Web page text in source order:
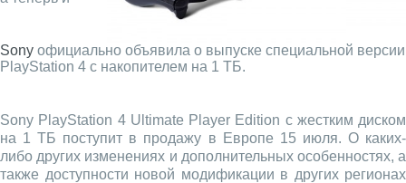
Sony официально объявила о выпуске специальной версии
PlayStation 4 с накопителем на 1 ТБ.
Sony PlayStation 4 Ultimate Player Edition с жестким диском
на 1 ТБ поступит в продажу в Европе 15 июля. О каких-
либо других изменениях и дополнительных особенностях, а
также доступности новой модификации в других регионах